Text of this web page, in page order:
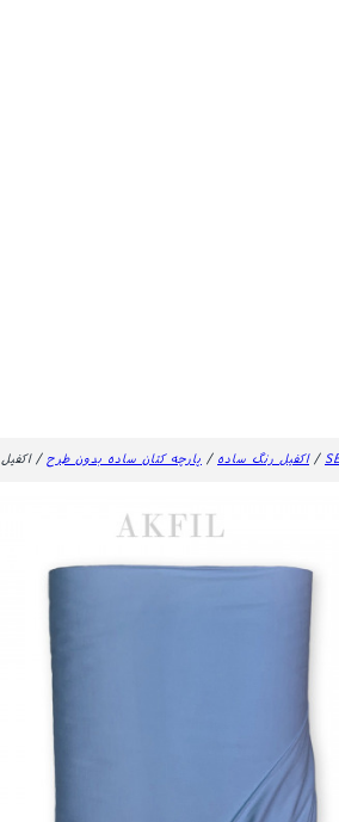
/اکفیل رنگ ساده/ پارچه کتان ساده بدون طرح/ اکفیل AKFIL صد درصد کتان V24